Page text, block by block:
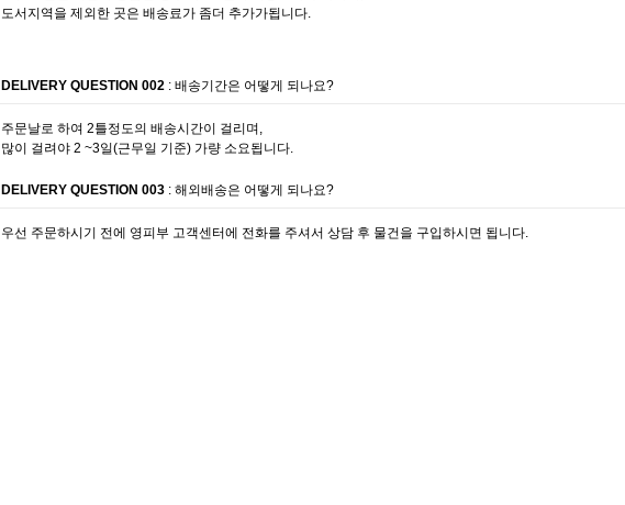
도서지역을 제외한 곳은 배송료가 좀더 추가가됩니다.
DELIVERY QUESTION 002: 배송기간은 어떻게 되나요?
주문날로 하여 2틀정도의 배송시간이 걸리며,
많이 걸려야 2 ~3일(근무일 기준) 가량 소요됩니다.
DELIVERY QUESTION 003: 해외배송은 어떻게 되나요?
우선 주문하시기 전에 영피부 고객센터에 전화를 주셔서 상담 후 물건을 구입하시면 됩니다.